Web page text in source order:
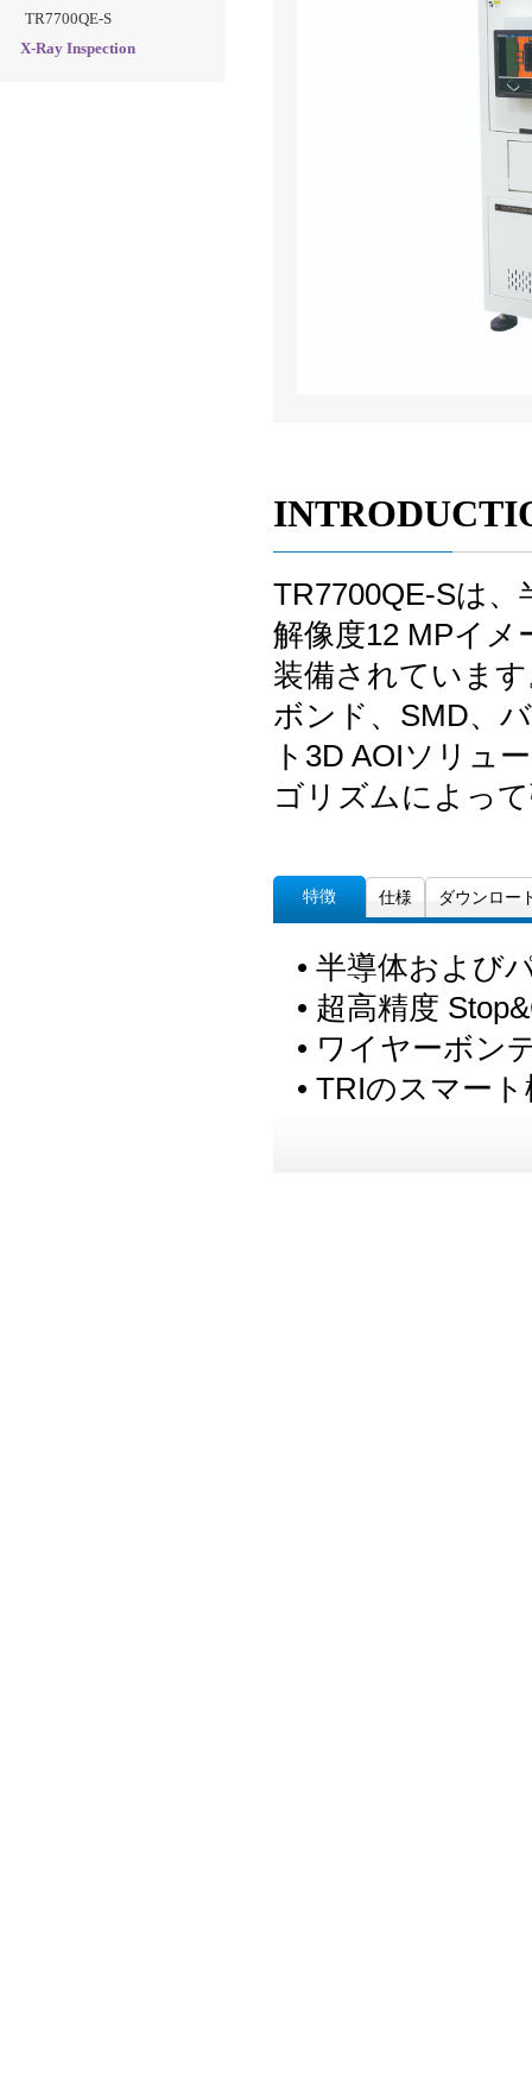
TR7700QE-S
X-Ray Inspection
TR7700QE-Sは
解像度12 MPイ
装備されていま
ボンド、SMD、
ト3D AOIソリュ
ゴリズムによっ
特徴 仕様 ダウンロー
• 半導体および
• 超高精度
• ワイヤーボン
• TRIのスマー